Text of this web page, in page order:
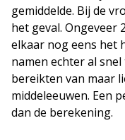
gemiddelde. Bij de
het geval. Ongeveer
elkaar nog eens het
namen echter al
bereikten van maar
middeleeuwen. Een
dan de berekening.